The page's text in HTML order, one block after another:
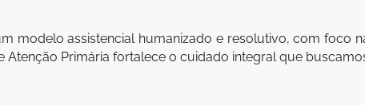
modelo assistencial humanizado e resolutivo, com foco
Primária fortalece o cuidado integral que